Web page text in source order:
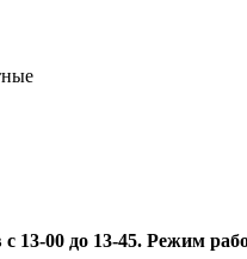
13-00 до 13-45. Режим